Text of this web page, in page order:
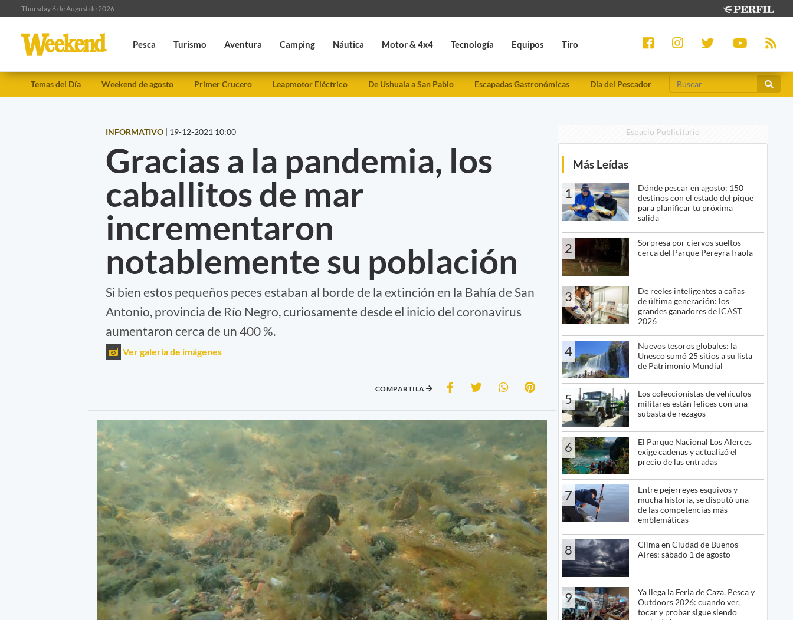
Thursday 6 de August de 2026
Pesca Turismo Aventura Camping Náutica Motor & 4x4 Tecnología Equipos Tiro
Temas del Día Weekend de agosto Primer Crucero Leapmotor Eléctrico De Ushuaia a San Pablo Escapadas Gastronómicas Día del Pescador
INFORMATIVO | 19-12-2021 10:00
Gracias a la pandemia, los
caballitos de mar
incrementaron
notablemente su población
Si bien estos pequeños peces estaban al borde de la extinción en la Bahía de San
Antonio, provincia de Río Negro, curiosamente desde el inicio del coronavirus
aumentaron cerca de un 400 %.
Ver galería de imágenes
COMPARTILA
Espacio Publicitario
Más Leídas
1
Dónde pescar en agosto: 150
destinos con el estado del pique
para planificar tu próxima
salida
2
Sorpresa por ciervos sueltos
cerca del Parque Pereyra Iraola
3
De reeles inteligentes a cañas
de última generación: los
grandes ganadores de ICAST
2026
4
Nuevos tesoros globales: la
Unesco sumó 25 sitios a su lista
de Patrimonio Mundial
5
Los coleccionistas de vehículos
militares están felices con una
subasta de rezagos
6
El Parque Nacional Los Alerces
exige cadenas y actualizó el
precio de las entradas
7
Entre pejerreyes esquivos y
mucha historia, se disputó una
de las competencias más
emblemáticas
8
Clima en Ciudad de Buenos
Aires: sábado 1 de agosto
9
Ya llega la Feria de Caza, Pesca y
Outdoors 2026: cuando ver,
tocar y probar sigue siendo